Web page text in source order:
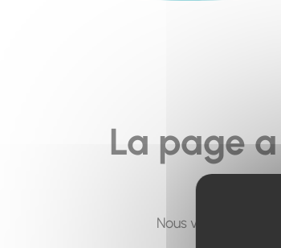
La page
Nous vous invitons